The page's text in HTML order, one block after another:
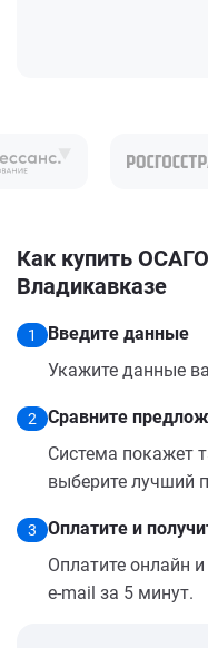
Как купить
Владикавказе
1
Введите данные
Укажите данные
2
Сравните
Система покажет
выберите лучший
3
Оплатите и
Оплатите онлайн
e-mail за 5 минут.